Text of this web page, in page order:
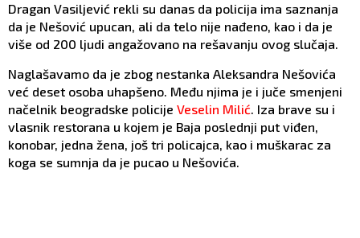
Dragan Vasiljević rekli su danas da policija ima saznanja
da je Nešović upucan, ali da telo nije nađeno, kao i da je
više od 200 ljudi angažovano na rešavanju ovog slučaja.
Naglašavamo da je zbog nestanka Aleksandra Nešovića
već deset osoba uhapšeno. Među njima je i juče smenjeni
načelnik beogradske policije Veselin Milić. Iza brave su i
vlasnik restorana u kojem je Baja poslednji put viđen,
konobar, jedna žena, još tri policajca, kao i muškarac za
koga se sumnja da je pucao u Nešovića.